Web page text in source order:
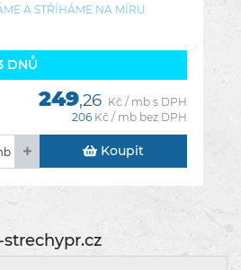
A STŘÍHÁME NA MÍRU
DNŮ
249,26 Kč / mb s DPH
206 Kč / mb bez DPH
Koupit